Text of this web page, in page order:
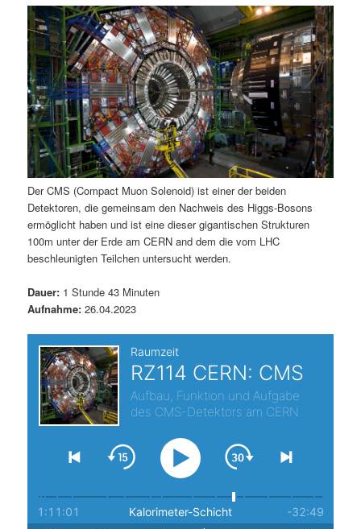
ä
r
e
n
I
n
h
l
t
s
p
n
n
d
ä
r
e
n
I
h
a
l
t
r
n
a
v
i
g
a
t
i
o
n
Der CMS (Compact Muon Solenoid) ist einer der beiden
Detektoren, die gemeinsam den Nachweis des Higgs-Bosons
ermöglicht haben und ist eine dieser gigantischen Strukturen
100m unter der Erde am CERN and dem die vom LHC
beschleunigten Teilchen untersucht werden.
Dauer: 1 Stunde 43 Minuten
Aufnahme: 26.04.2023